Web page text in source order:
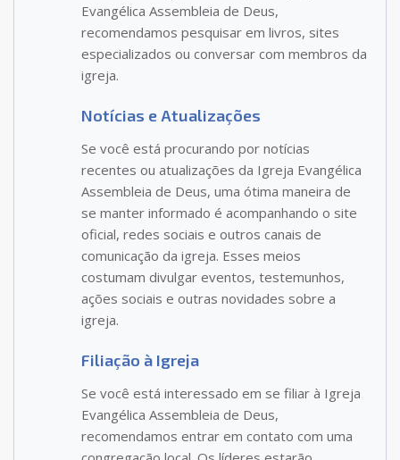
Evangélica Assembleia de Deus,
recomendamos pesquisar em livros, sites
especializados ou conversar com membros da
igreja.
Notícias e Atualizações
Se você está procurando por notícias
recentes ou atualizações da Igreja Evangélica
Assembleia de Deus, uma ótima maneira de
se manter informado é acompanhando o site
oficial, redes sociais e outros canais de
comunicação da igreja. Esses meios
costumam divulgar eventos, testemunhos,
ações sociais e outras novidades sobre a
igreja.
Filiação à Igreja
Se você está interessado em se filiar à Igreja
Evangélica Assembleia de Deus,
recomendamos entrar em contato com uma